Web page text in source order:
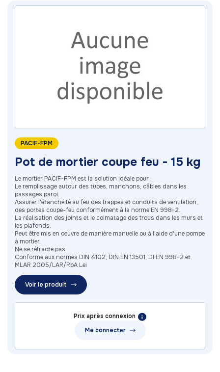
PACIF-FPM
Pot de mortier coupe feu - 15 kg
Le mortier PACIF-FPM est la solution idéale pour :
Le remplissage autour des tubes, manchons, câbles dans les
passages paroi.
Assurer l'étanchéité au feu des trappes et conduits de ventilation,
des portes coupe-feu conformément à la norme EN 998-2.
La réalisation des joints et le colmatage des trous dans les murs et
les plafonds.
Peut être mis en oeuvre de manière manuelle ou à l'aide d'une pompe
à mortier.
Ne se rétracte pas.
Conforme aux normes DIN 4102, DIN EN 13501, DI EN 998-2 et
MLAR 2005/LAR/RbA Lei
Voir le produit
Prix après connexion
Me connecter